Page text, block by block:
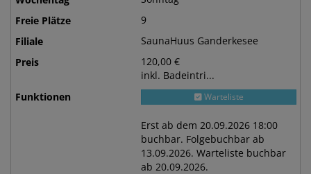
9
SaunaHuus Ganderkesee
120,00 €
inkl. Badeintri...
Warteliste
Erst ab dem 20.09.2026 18:00
buchbar. Folgebuchbar ab
13.09.2026. Warteliste buchbar
ab 20.09.2026.